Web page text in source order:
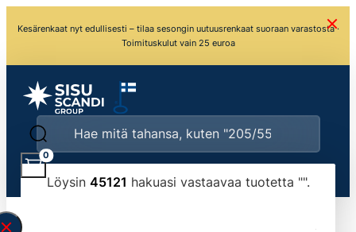
Kesärenkaat nyt edullisesti – tilaa sesongin uutuusrenkaat suoraan varastosta ·
Toimituskulut vain 25 euroa
Löysin 45121 hakuasi vastaavaa tuotetta "".
0